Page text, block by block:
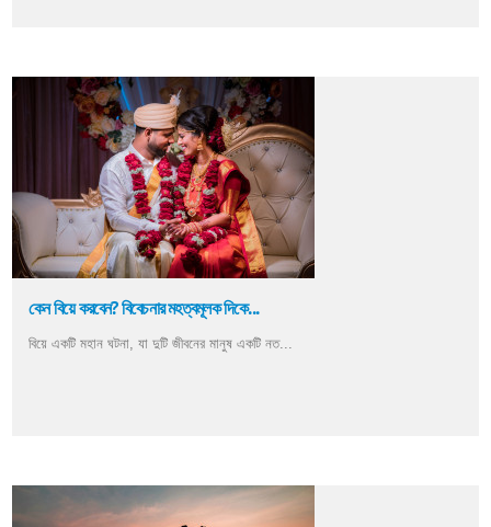
কেন বিয়ে করবেন? বিবেচনার মহত্বমূলক দিকে...
বিয়ে একটি মহান ঘটনা, যা দুটি জীবনের মানুষ একটি নত...